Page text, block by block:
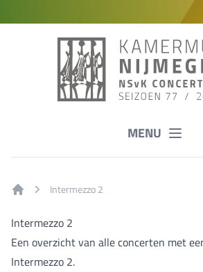
MENU
Intermezzo 2
Intermezzo 2
Een overzicht van alle concerten met
Intermezzo 2.